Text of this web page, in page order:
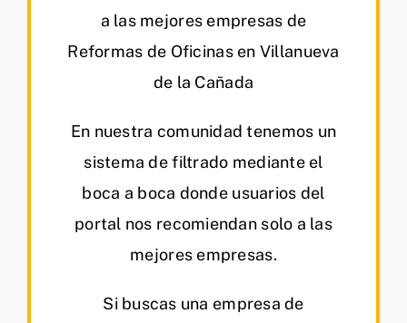
a las mejores empresas de
Reformas de Oficinas en Villanueva
de la Cañada
En nuestra comunidad tenemos un
sistema de filtrado mediante el
boca a boca donde usuarios del
portal nos recomiendan solo a las
mejores empresas.
Si buscas una empresa de